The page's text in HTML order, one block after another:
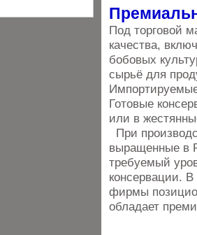
Под торговой
качества,
бобовых
сырьё для
Готовые
или в
При
выращенные в
требуемый
консервации.
фирмы
обладает